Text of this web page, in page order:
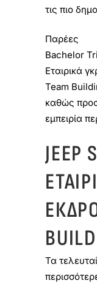
τις πιο
Παρέες
Bachelor
Εταιρικά
Team
καθώς
εμπειρία
JEEP
Τα